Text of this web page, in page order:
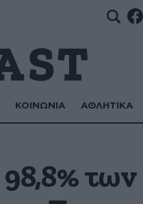
ΚΟΙΝΩΝΙΑ ΑΘΛΗΤΙΚΑ
των